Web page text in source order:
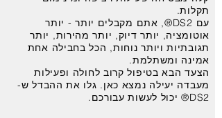
תקלות.
עם DS2®, אתם מקבלים יותר - יותר
אוטומציה, יותר דיוק, יותר מהירות, יותר
תגובתיות ויותר נוחות, הכל בחבילה אחת
אמינה ומשתלמת.
הצעד הבא בטיפול קרוב לחולה ופעילות
מעבדה יעילה נמצא כאן. גלו את ההבדל ש-
DS2® יכול לעשות עבורכם.